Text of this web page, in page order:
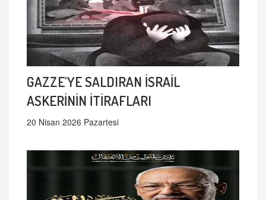
GAZZE'YE SALDIRAN İSRAİL
ASKERİNİN İTİRAFLARI
20 Nisan 2026 Pazartesi